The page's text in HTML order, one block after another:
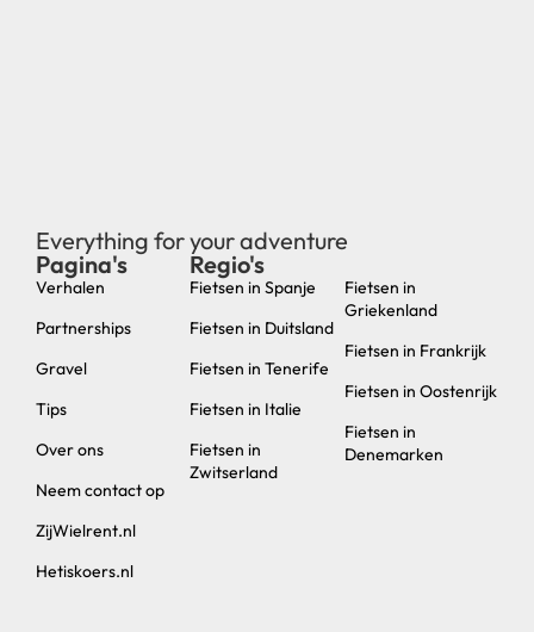
Everything for your adventure
Pagina's
Verhalen
Partnerships
Gravel
Tips
Over ons
Neem contact op
ZijWielrent.nl
Hetiskoers.nl
Regio's
Fietsen in Spanje
Fietsen in Duitsland
Fietsen in Tenerife
Fietsen in Italie
Fietsen in
Zwitserland
Fietsen in
Griekenland
Fietsen in Frankrijk
Fietsen in Oostenrijk
Fietsen in
Denemarken